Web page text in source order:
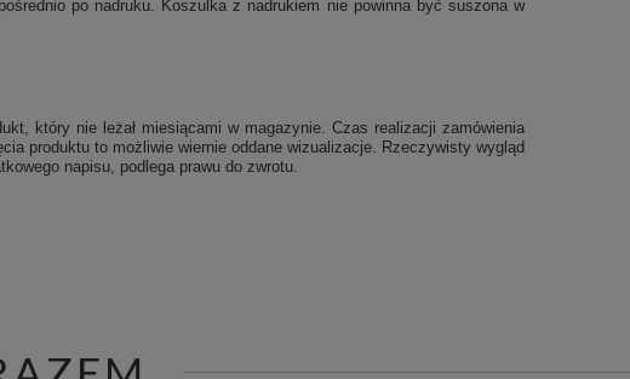
po nadruku. Koszulka z nadrukiem nie powinna być suszona w
który nie leżał miesiącami w magazynie. Czas realizacji zamówienia
produktu to możliwie wiernie oddane wizualizacje. Rzeczywisty wygląd
napisu, podlega prawu do zwrotu.